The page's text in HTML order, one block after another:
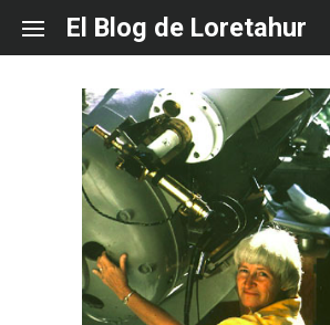
content
El Blog de Loretahur